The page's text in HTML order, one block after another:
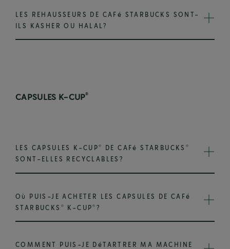
LES REHAUSSEURS DE CAFé STARBUCKS SONT-
ILS KASHER OU HALAL?
CAPSULES K-CUP®
LES CAPSULES K-CUP® DE CAFé STARBUCKS ®
SONT-ELLES RECYCLABLES?
Où PUIS-JE ACHETER LES CAPSULES DE CAFé
STARBUCKS
® K-CUP® ?
COMMENT PUIS-JE DéTARTRER MA MACHINE